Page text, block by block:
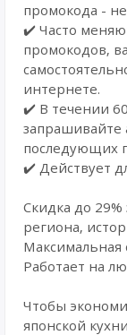
промокода -
✔️ Часто
промокодов,
интернете.
✔️ В течении
запрашивайте
последующих
✔️ Действует
Скидка до 29%
региона,
Максимальная
Работает на
Чтобы
японской